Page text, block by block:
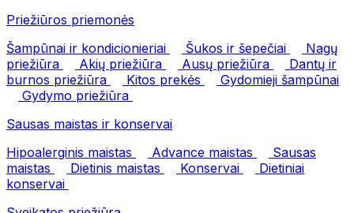
Priežiūros priemonės
Šampūnai ir kondicionieriai
Šukos ir šepečiai
Nagų
priežiūra
Akių priežiūra Ausų priežiūra
Dantų ir
burnos priežiūra
Kitos prekės
Gydomieji šampūnai
Gydymo priežiūra
Sausas maistas ir konservai
Hipoalerginis maistas
Advance maistas
Sausas
maistas
Dietinis maistas Konservai
Dietiniai
konservai